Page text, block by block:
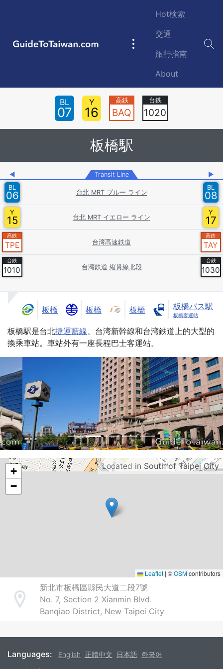
GuideToTaiwan.com
Main
Hot検索
交通
旅行指南
About
BL
07
Y
16 BAQ 1020
板橋駅
◀ Transit Line
▶
BL
06 台北 MRT ブルー ライン
BL
08
Y
15 台北 MRT イエロー ライン
Y
17
TPE 台湾高速鉄道 TAY
1010 台湾鉄道 縦貫線北段 1030
板橋 板橋 板橋 板橋バス駅
板橋客運站
Introduction
板橋駅是台北捷運藍線、台湾新幹線和台湾鉄道上的大型的
換乘車站。車站外有一座長程巴士客運站。
Located in South of Taipei City
+
−
Leaflet | ©OSMcontributors
Address
新北市板橋區縣民大道二段7號
No. 7, Section 2 Xianmin Blvd.
Banqiao District, New Taipei City
Languages: English 正體中文 日本語 한국어